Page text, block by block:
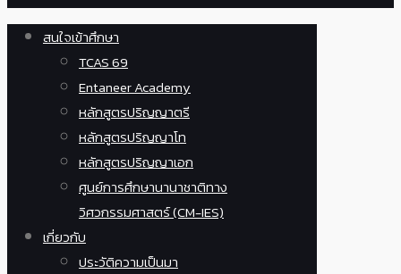
สนใจเข้าศึกษา
TCAS 69
Entaneer Academy
หลักสูตรปริญญาตรี
หลักสูตรปริญญาโท
หลักสูตรปริญญาเอก
ศูนย์การศึกษานานาชาติทาง
วิศวกรรมศาสตร์ (CM-IES)
เกี่ยวกับ
ประวัติความเป็นมา